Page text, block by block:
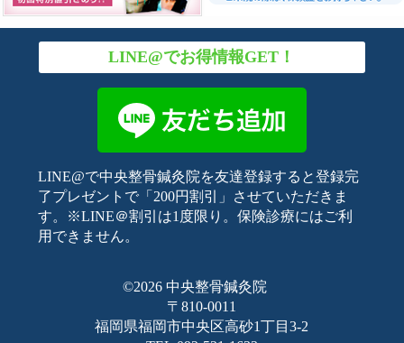
LINE@でお得情報GET！
LINE@で中央整骨鍼灸院を友達登録すると登録完
了プレゼントで「200円割引」させていただきま
す。※LINE＠割引は1度限り。保険診療にはご利
用できません。
©2026中央整骨鍼灸院
〒810-0011
福岡県福岡市中央区高砂1丁目3-2